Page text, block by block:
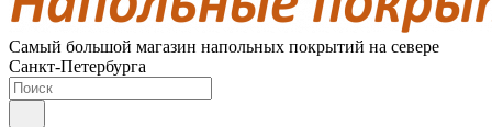
Самый большой магазин напольных покрытий на севере
Санкт-Петербурга